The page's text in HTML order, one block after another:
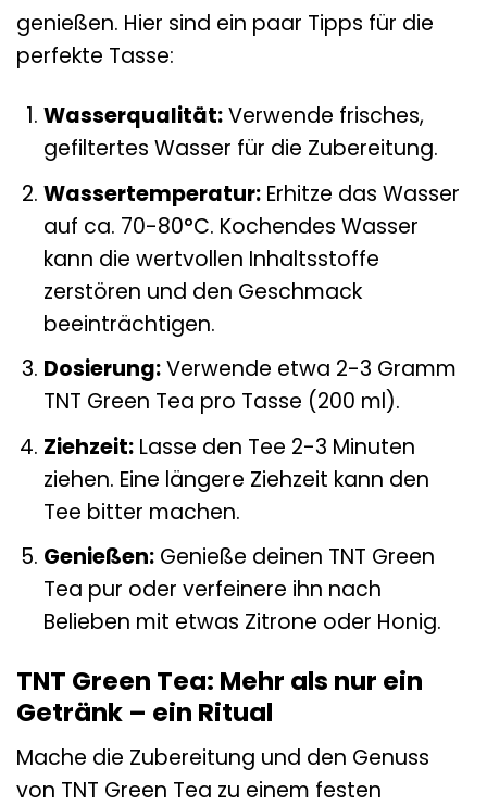
genießen. Hier sind ein paar Tipps für die
perfekte Tasse:
Wasserqualität:Verwende frisches,
gefiltertes Wasser für die Zubereitung.
Wassertemperatur:Erhitze das Wasser
auf ca. 70-80°C. Kochendes Wasser
kann die wertvollen Inhaltsstoffe
zerstören und den Geschmack
beeinträchtigen.
Dosierung:Verwende etwa 2-3 Gramm
TNT Green Tea pro Tasse (200 ml).
Ziehzeit:Lasse den Tee 2-3 Minuten
ziehen. Eine längere Ziehzeit kann den
Tee bitter machen.
Genießen:Genieße deinen TNT Green
Tea pur oder verfeinere ihn nach
Belieben mit etwas Zitrone oder Honig.
TNT Green Tea: Mehr als nur ein
Getränk – ein Ritual
Mache die Zubereitung und den Genuss
von TNT Green Tea zu einem festen